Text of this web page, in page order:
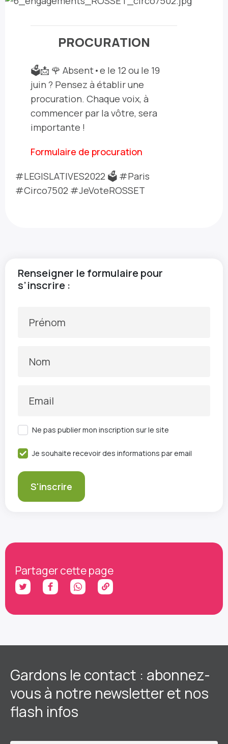
PROCURATION
🗳📩 🌹 Absent•e le 12 ou le 19
juin ? Pensez à établir une
procuration. Chaque voix, à
commencer par la vôtre, sera
importante !
Formulaire de procuration
#LEGISLATIVES2022 🗳 #Paris
#Circo7502 #JeVoteROSSET
Renseigner le formulaire pour
s’inscrire :
Prénom
Nom
Email
Ne pas publier mon inscription sur le site
Je souhaite recevoir des informations par email
Partager cette page
Gardons le contact : abonnez-
vous à notre newsletter et nos
flash infos